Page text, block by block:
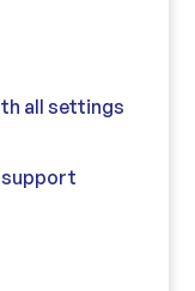
all settings
support